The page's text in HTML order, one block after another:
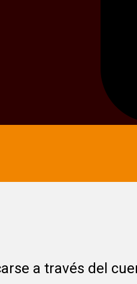
a través del